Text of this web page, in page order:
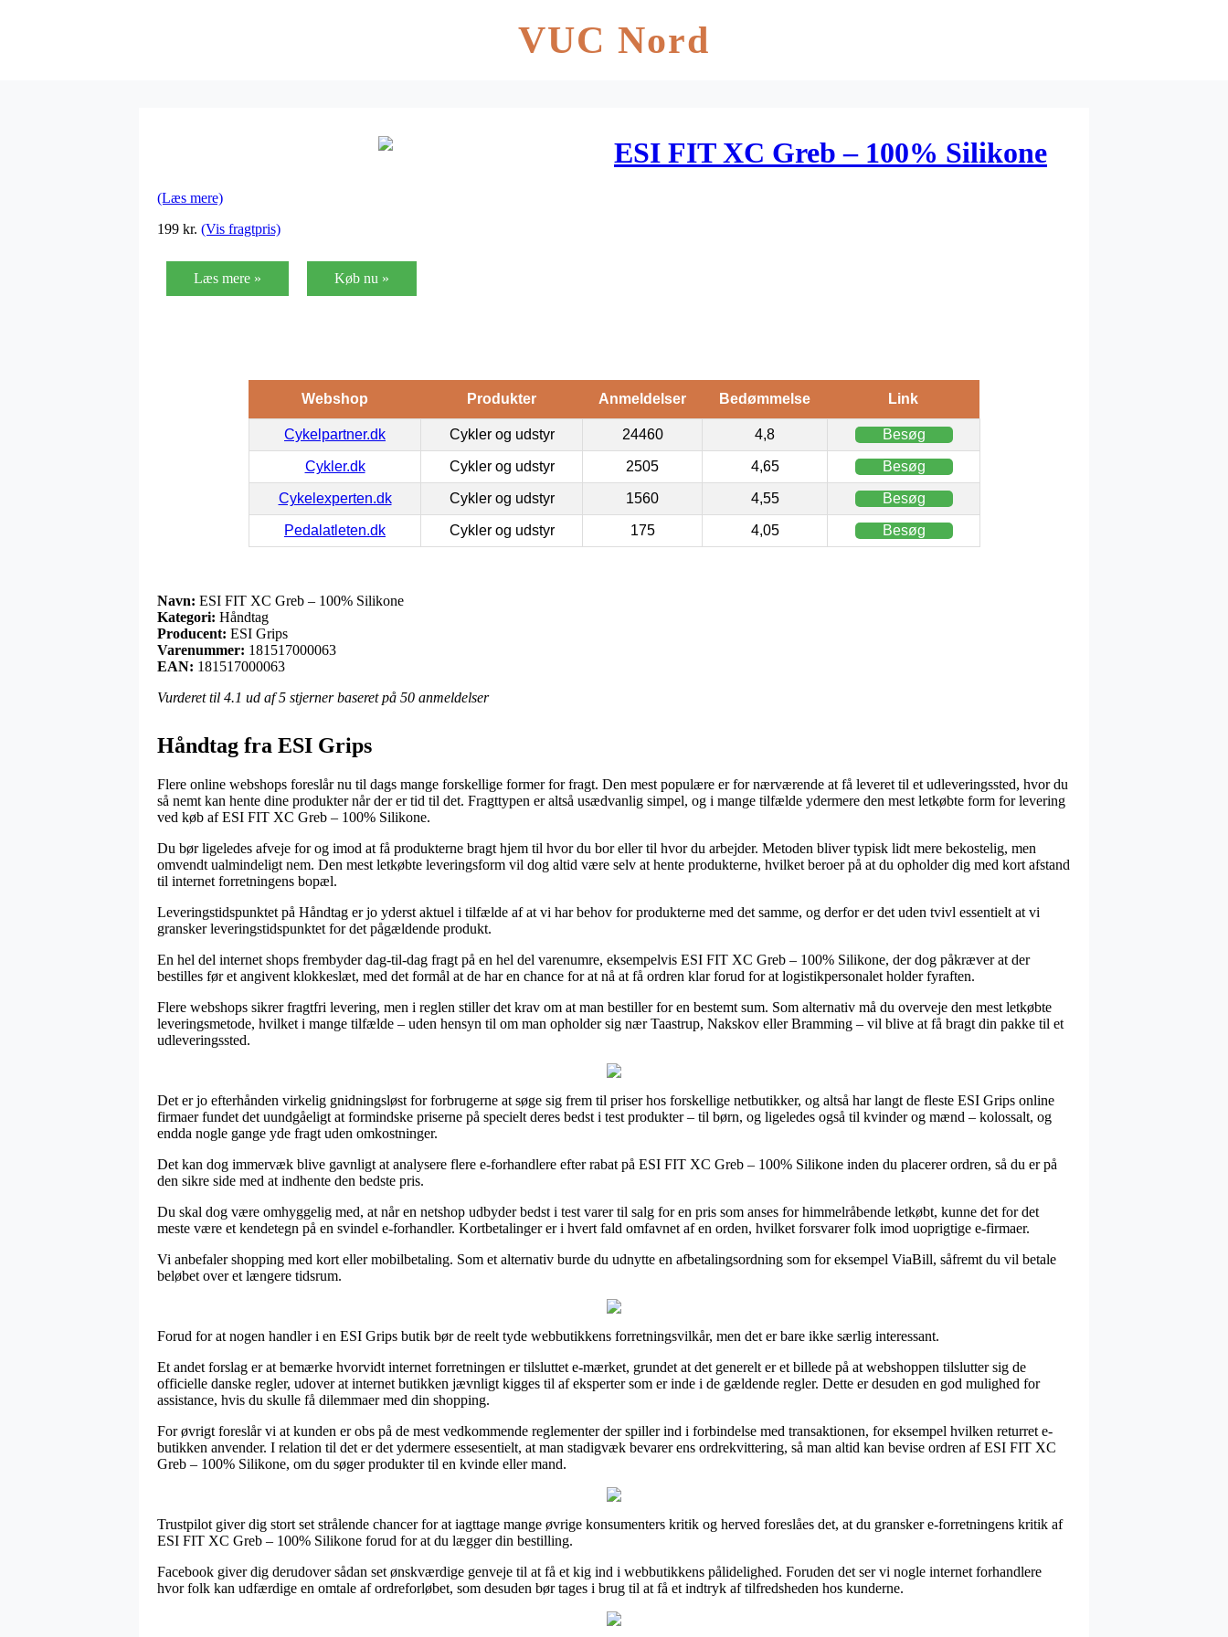
VUC Nord
ESI FIT XC Greb – 100% Silikone
(Læs mere)
199 kr. (Vis fragtpris)
Læs mere » Køb nu »
Webshop Produkter Anmeldelser Bedømmelse Link
Cykelpartner.dk Cykler og udstyr 24460 4,8 Besøg
Cykler.dk Cykler og udstyr 2505 4,65 Besøg
Cykelexperten.dk Cykler og udstyr 1560 4,55 Besøg
Pedalatleten.dk Cykler og udstyr 175 4,05 Besøg
Navn: ESI FIT XC Greb – 100% Silikone
Kategori: Håndtag
Producent: ESI Grips
Varenummer: 181517000063
EAN: 181517000063
Vurderet til 4.1 ud af 5 stjerner baseret på 50 anmeldelser
Håndtag fra ESI Grips
Flere online webshops foreslår nu til dags mange forskellige former for fragt. Den mest populære er for nærværende at få leveret til et udleveringssted, hvor du
så nemt kan hente dine produkter når der er tid til det. Fragttypen er altså usædvanlig simpel, og i mange tilfælde ydermere den mest letkøbte form for levering
ved køb af ESI FIT XC Greb – 100% Silikone.
Du bør ligeledes afveje for og imod at få produkterne bragt hjem til hvor du bor eller til hvor du arbejder. Metoden bliver typisk lidt mere bekostelig, men
omvendt ualmindeligt nem. Den mest letkøbte leveringsform vil dog altid være selv at hente produkterne, hvilket beroer på at du opholder dig med kort afstand
til internet forretningens bopæl.
Leveringstidspunktet på Håndtag er jo yderst aktuel i tilfælde af at vi har behov for produkterne med det samme, og derfor er det uden tvivl essentielt at vi
gransker leveringstidspunktet for det pågældende produkt.
En hel del internet shops frembyder dag-til-dag fragt på en hel del varenumre, eksempelvis ESI FIT XC Greb – 100% Silikone, der dog påkræver at der
bestilles før et angivent klokkeslæt, med det formål at de har en chance for at nå at få ordren klar forud for at logistikpersonalet holder fyraften.
Flere webshops sikrer fragtfri levering, men i reglen stiller det krav om at man bestiller for en bestemt sum. Som alternativ må du overveje den mest letkøbte
leveringsmetode, hvilket i mange tilfælde – uden hensyn til om man opholder sig nær Taastrup, Nakskov eller Bramming – vil blive at få bragt din pakke til et
udleveringssted.
Det er jo efterhånden virkelig gnidningsløst for forbrugerne at søge sig frem til priser hos forskellige netbutikker, og altså har langt de fleste ESI Grips online
firmaer fundet det uundgåeligt at formindske priserne på specielt deres bedst i test produkter – til børn, og ligeledes også til kvinder og mænd – kolossalt, og
endda nogle gange yde fragt uden omkostninger.
Det kan dog immervæk blive gavnligt at analysere flere e-forhandlere efter rabat på ESI FIT XC Greb – 100% Silikone inden du placerer ordren, så du er på
den sikre side med at indhente den bedste pris.
Du skal dog være omhyggelig med, at når en netshop udbyder bedst i test varer til salg for en pris som anses for himmelråbende letkøbt, kunne det for det
meste være et kendetegn på en svindel e-forhandler. Kortbetalinger er i hvert fald omfavnet af en orden, hvilket forsvarer folk imod uoprigtige e-firmaer.
Vi anbefaler shopping med kort eller mobilbetaling. Som et alternativ burde du udnytte en afbetalingsordning som for eksempel ViaBill, såfremt du vil betale
beløbet over et længere tidsrum.
Forud for at nogen handler i en ESI Grips butik bør de reelt tyde webbutikkens forretningsvilkår, men det er bare ikke særlig interessant.
Et andet forslag er at bemærke hvorvidt internet forretningen er tilsluttet e-mærket, grundet at det generelt er et billede på at webshoppen tilslutter sig de
officielle danske regler, udover at internet butikken jævnligt kigges til af eksperter som er inde i de gældende regler. Dette er desuden en god mulighed for
assistance, hvis du skulle få dilemmaer med din shopping.
For øvrigt foreslår vi at kunden er obs på de mest vedkommende reglementer der spiller ind i forbindelse med transaktionen, for eksempel hvilken returret e-
butikken anvender. I relation til det er det ydermere essesentielt, at man stadigvæk bevarer ens ordrekvittering, så man altid kan bevise ordren af ESI FIT XC
Greb – 100% Silikone, om du søger produkter til en kvinde eller mand.
Trustpilot giver dig stort set strålende chancer for at iagttage mange øvrige konsumenters kritik og herved foreslåes det, at du gransker e-forretningens kritik af
ESI FIT XC Greb – 100% Silikone forud for at du lægger din bestilling.
Facebook giver dig derudover sådan set ønskværdige genveje til at få et kig ind i webbutikkens pålidelighed. Foruden det ser vi nogle internet forhandlere
hvor folk kan udfærdige en omtale af ordreforløbet, som desuden bør tages i brug til at få et indtryk af tilfredsheden hos kunderne.